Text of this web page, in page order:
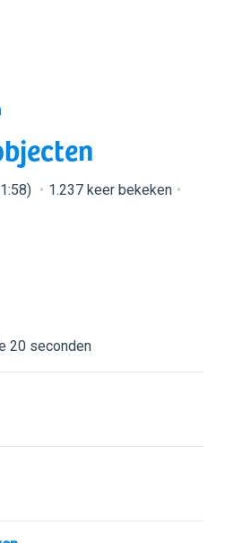
1.237 keer bekeken
20 seconden